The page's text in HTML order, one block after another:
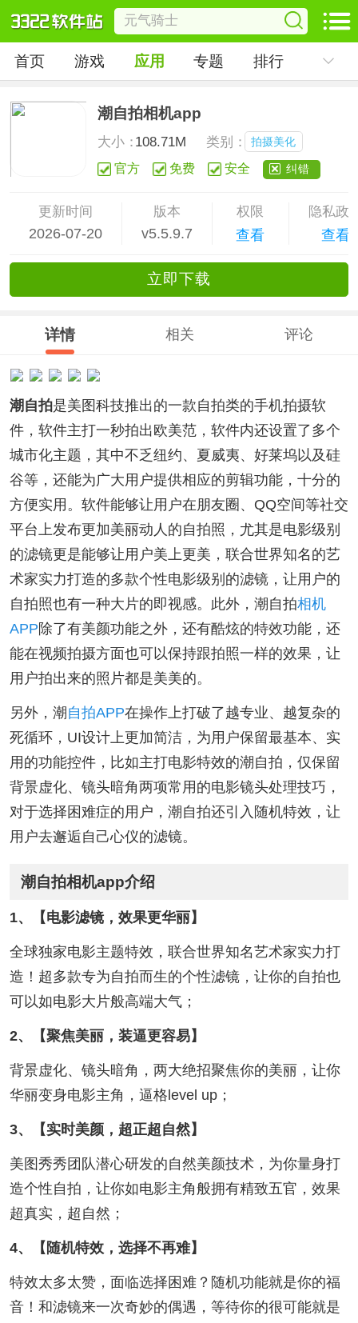
首页 游戏 应用 专题 排行
潮自拍相机app
大小：108.71M 类别： 拍摄美化
官方 免费 安全 纠错
更新时间
2026-07-20
版本
v5.5.9.7
权限
查看
隐私政
查看
立即下载
详情 相关 评论
潮自拍是美图科技推出的一款自拍类的手机拍摄软
件，软件主打一秒拍出欧美范，软件内还设置了多个
城市化主题，其中不乏纽约、夏威夷、好莱坞以及硅
谷等，还能为广大用户提供相应的剪辑功能，十分的
方便实用。软件能够让用户在朋友圈、QQ空间等社交
平台上发布更加美丽动人的自拍照，尤其是电影级别
的滤镜更是能够让用户美上更美，联合世界知名的艺
术家实力打造的多款个性电影级别的滤镜，让用户的
自拍照也有一种大片的即视感。此外，潮自拍相机
APP 除了有美颜功能之外，还有酷炫的特效功能，还
能在视频拍摄方面也可以保持跟拍照一样的效果，让
用户拍出来的照片都是美美的。
另外，潮 自拍APP在操作上打破了越专业、越复杂的
死循环，UI设计上更加简洁，为用户保留最基本、实
用的功能控件，比如主打电影特效的潮自拍，仅保留
背景虚化、镜头暗角两项常用的电影镜头处理技巧，
对于选择困难症的用户，潮自拍还引入随机特效，让
用户去邂逅自己心仪的滤镜。
潮自拍相机app介绍
1、【电影滤镜，效果更华丽】
全球独家电影主题特效，联合世界知名艺术家实力打
造！超多款专为自拍而生的个性滤镜，让你的自拍也
可以如电影大片般高端大气；
2、【聚焦美丽，装逼更容易】
背景虚化、镜头暗角，两大绝招聚焦你的美丽，让你
华丽变身电影主角，逼格level up；
3、【实时美颜，超正超自然】
美图秀秀团队潜心研发的自然美颜技术，为你量身打
造个性自拍，让你如电影主角般拥有精致五官，效果
超真实，超自然；
4、【随机特效，选择不再难】
特效太多太赞，面临选择困难？随机功能就是你的福
音！和滤镜来一次奇妙的偶遇，等待你的很可能就是